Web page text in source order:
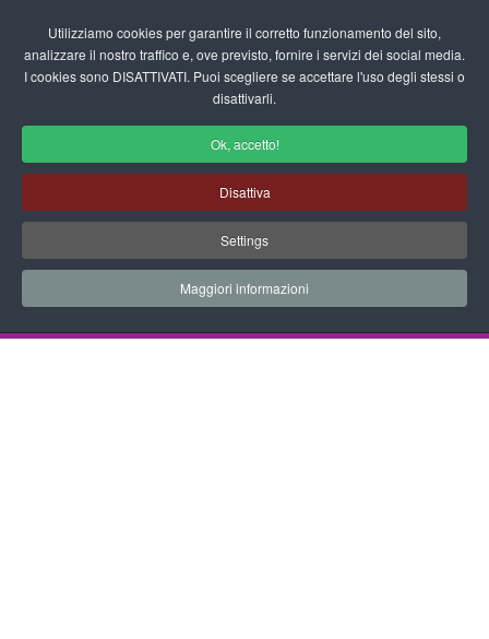
Utilizziamo cookies per garantire il corretto funzionamento del sito,
analizzare il nostro traffico e, ove previsto, fornire i servizi dei social media.
I cookies sono DISATTIVATI. Puoi scegliere se accettare l'uso degli stessi o
disattivarli.
Ok, accetto!
Disattiva
Settings
Maggiori informazioni
fas
Disegni da Colorare Automobili
Progetti Didattici, Disegni, Schede
Didattiche e tanto altro ancora.
Documenti Disegni da Colorare